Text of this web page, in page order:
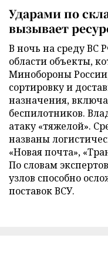
Ударами по
вызывает
В ночь на среду ВС
области объекты,
Минобороны
сортировку и
назначения,
беспилотников.
атаку «тяжелой».
названы
«Новая почта»,
По словам
узлов способно
поставок ВСУ.